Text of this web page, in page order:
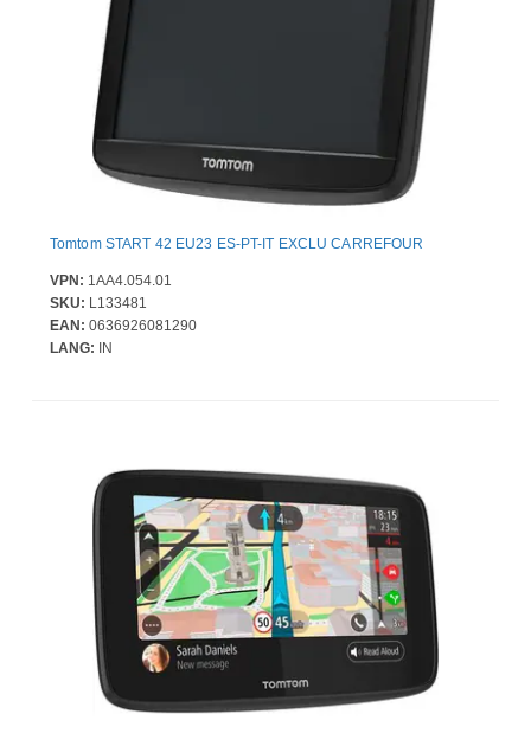
Tomtom START 42 EU23 ES-PT-IT EXCLU CARREFOUR
VPN: 1AA4.054.01
SKU: L133481
EAN: 0636926081290
LANG: IN